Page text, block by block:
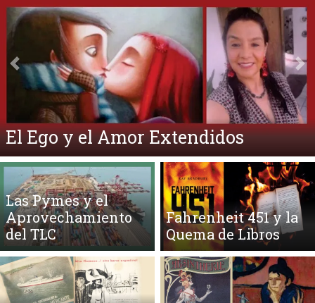
El Ego y el Amor Extendidos
Anterior
Las Pymes y el
Aprovechamiento
del TLC
Fahrenheit 451 y la
Quema de Libros